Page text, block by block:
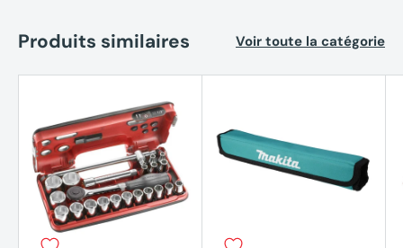
Produits similaires Voir toute la catégorie